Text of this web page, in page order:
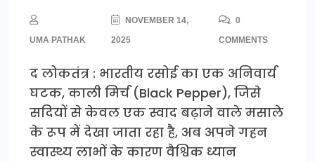
UMA PATHAK
NOVEMBER 14,
2025
0
COMMENTS
द लोकतंत्र : भारतीय रसोई का एक अनिवार्य
घटक, काली मिर्च (Black Pepper), जिसे
सदियों से केवल एक स्वाद बढ़ाने वाले मसाले
के रूप में देखा जाता रहा है, अब अपने गहन
स्वास्थ्य लाभों के कारण वैश्विक ध्यान